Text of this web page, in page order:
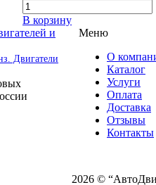
В корзину
Двигатели
Меню
О
Каталог
Услуги
Оплата
Доставка
Отзывы
Контакты
2026 ©